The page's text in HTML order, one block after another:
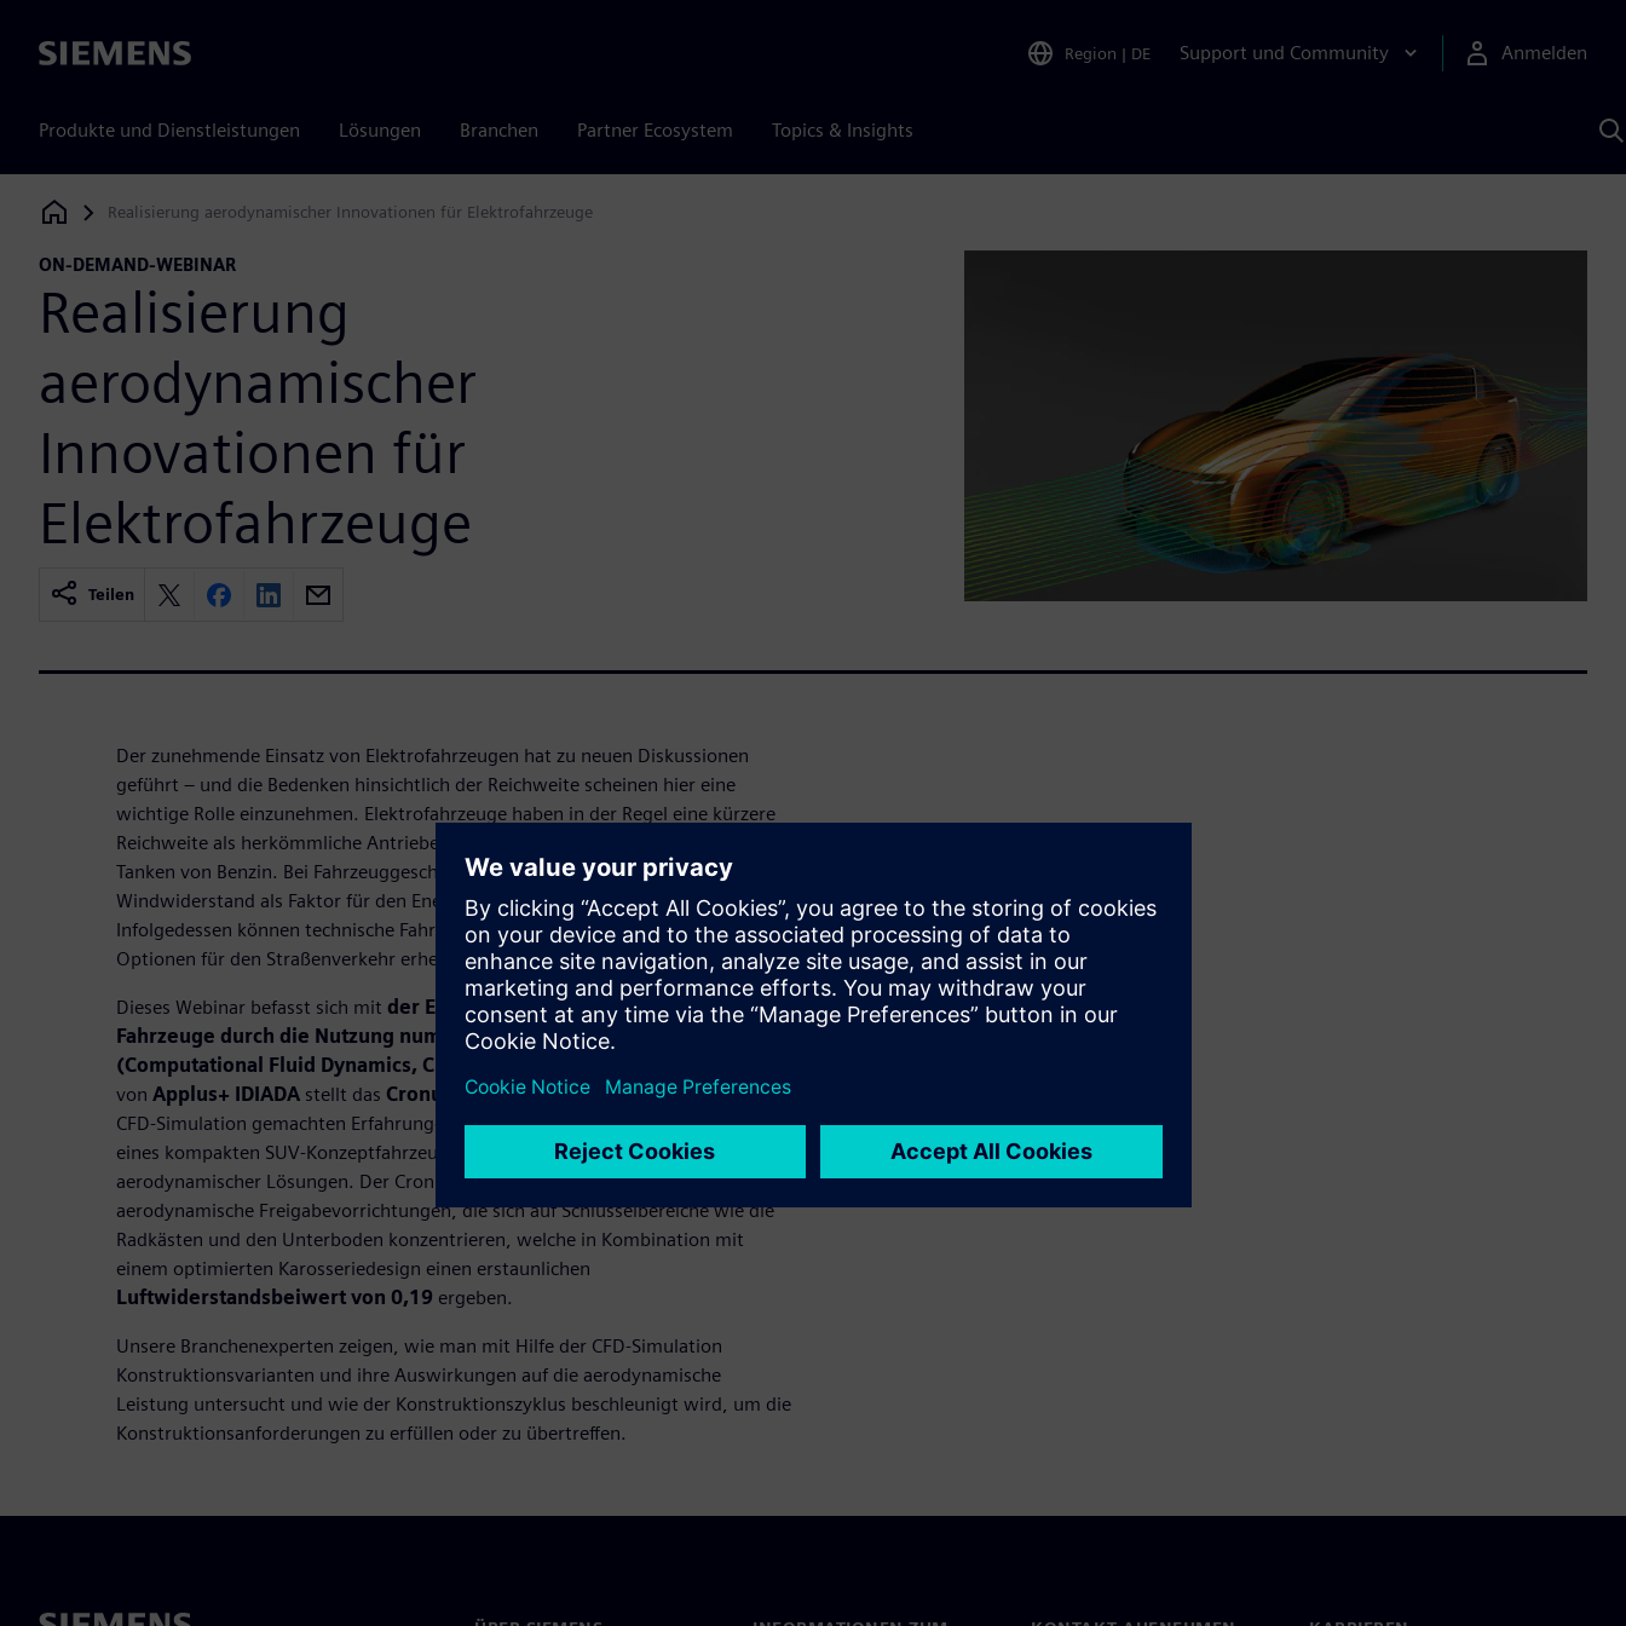
Siemens Region | DE Support und Community Anmelden
Produkte und Dienstleistungen Lösungen Branchen Partner Ecosystem Topics & Insights
KI
Siemens Digital Industries Software
Realisierung aerodynamischer Innovationen für Elektrofahrzeuge
ON-DEMAND-WEBINAR
Realisierung
aerodynamischer
Innovationen für
Elektrofahrzeuge
Teilen
Der zunehmende Einsatz von Elektrofahrzeugen hat zu neuen Diskussionen
geführt – und die Bedenken hinsichtlich der Reichweite scheinen hier eine
wichtige Rolle einzunehmen. Elektrofahrzeuge haben in der Regel eine kürzere
Reichweite als herkömmliche Antriebe, und das Aufladen dauert länger als das
Tanken von Benzin. Bei Fahrzeuggeschwindigkeiten über 65 km/h spielt der
Windwiderstand als Faktor für den Energieverbrauch eine große Rolle.
Infolgedessen können technische Fahrzeuge mit geringem Luftwiderstand die
Optionen für den Straßenverkehr erheblich erweitern.
Dieses Webinar befasst sich mit der Entwicklung widerstandsarmer
Fahrzeuge durch die Nutzung numerischer Strömungssimulation
(Computational Fluid Dynamics, CFD)
von Applus+ IDIADA stellt das Cronuz-Projekt und die im Umgang mit der
CFD-Simulation gemachten Erfahrungen vor. Ziel ist hierbei die Entwicklung
eines kompakten SUV-Konzeptfahrzeugs mit Hilfe zukunftsweisender
aerodynamischer Lösungen. Der Cronuz umfasst aktive und passive
aerodynamische Freigabevorrichtungen, die sich auf Schlüsselbereiche wie die
Radkästen und den Unterboden konzentrieren, welche in Kombination mit
einem optimierten Karosseriedesign einen erstaunlichen
Luftwiderstandsbeiwert von 0,19 ergeben.
Unsere Branchenexperten zeigen, wie man mit Hilfe der CFD-Simulation
Konstruktionsvarianten und ihre Auswirkungen auf die aerodynamische
Leistung untersucht und wie der Konstruktionszyklus beschleunigt wird, um die
Konstruktionsanforderungen zu erfüllen oder zu übertreffen.